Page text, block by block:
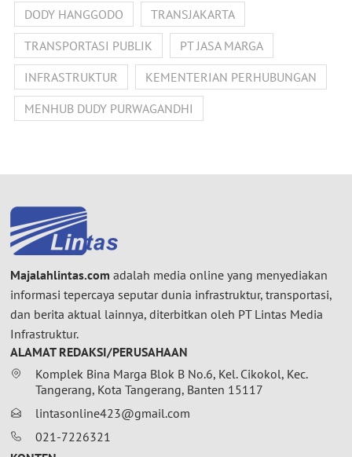
DODY HANGGODO
TRANSJAKARTA
TRANSPORTASI PUBLIK
PT JASA MARGA
INFRASTRUKTUR
KEMENTERIAN PERHUBUNGAN
MENHUB DUDY PURWAGANDHI
Majalahlintas.com adalah media online yang menyediakan
informasi tepercaya seputar dunia infrastruktur, transportasi,
dan berita aktual lainnya, diterbitkan oleh PT Lintas Media
Infrastruktur.
ALAMAT REDAKSI/PERUSAHAAN
Komplek Bina Marga Blok B No.6, Kel. Cikokol, Kec.
Tangerang, Kota Tangerang, Banten 15117
lintasonline423@gmail.com
021-7226321